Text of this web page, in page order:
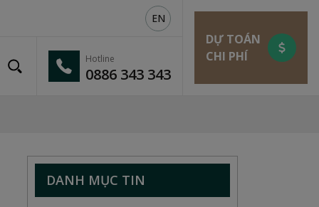
EN
Hotline
0886 343 343
DỰ TOÁN
CHI PHÍ
DANH MỤC TIN